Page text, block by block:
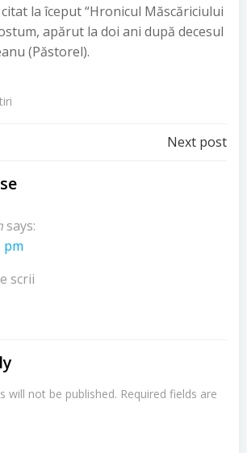
la îceput “Hronicul Măscăriciului
apărut la doi ani după decesul
(Păstorel).
Next post
says:
pm
scrii
will not be published. Required fields are